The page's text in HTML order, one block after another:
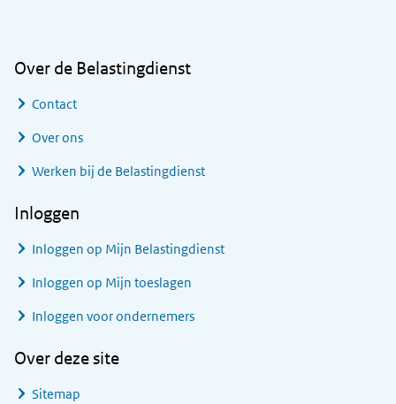
Over de Belastingdienst
Contact
Over ons
Werken bij de Belastingdienst
Inloggen
Inloggen op Mijn Belastingdienst
Inloggen op Mijn toeslagen
Inloggen voor ondernemers
Over deze site
Sitemap